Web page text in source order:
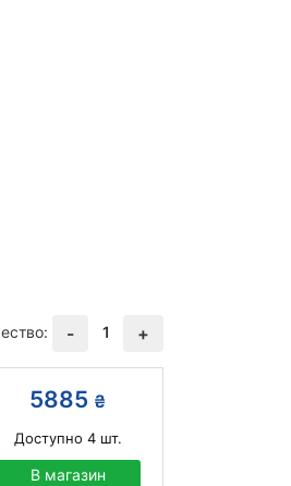
- 1 +
5885 ₴
Доступно 4шт.
В магазин